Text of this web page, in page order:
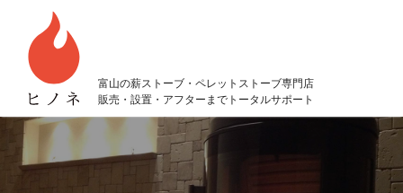
富山の薪ストーブ・ペレットストーブ専門店
販売・設置・アフターまでトータルサポート